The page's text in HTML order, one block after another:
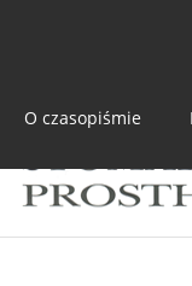
O czasopiśmie